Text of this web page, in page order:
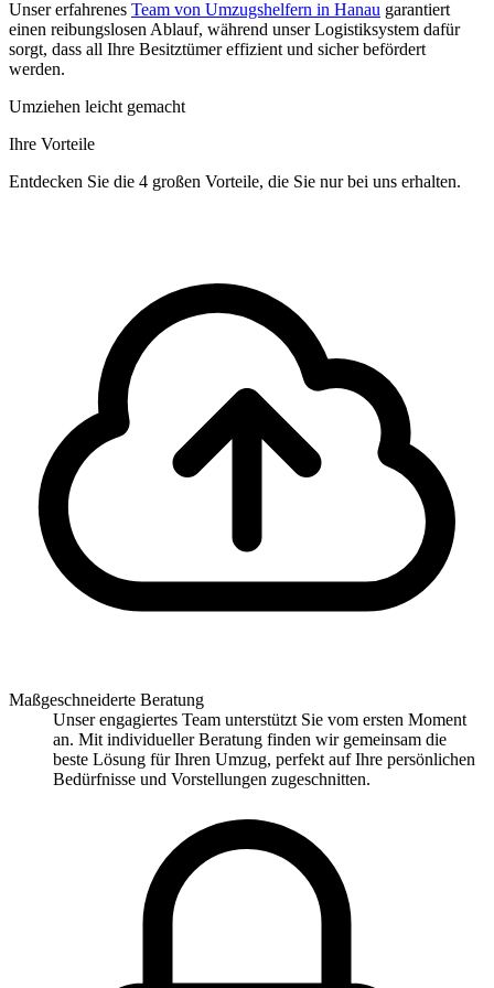
Unser erfahrenes Team von Umzugshelfern in Hanau garantiert
einen reibungslosen Ablauf, während unser Logistiksystem dafür
sorgt, dass all Ihre Besitztümer effizient und sicher befördert
werden.
Umziehen leicht gemacht
Ihre Vorteile
Entdecken Sie die 4 großen Vorteile, die Sie nur bei uns erhalten.
Maßgeschneiderte Beratung
Unser engagiertes Team unterstützt Sie vom ersten Moment
an. Mit individueller Beratung finden wir gemeinsam die
beste Lösung für Ihren Umzug, perfekt auf Ihre persönlichen
Bedürfnisse und Vorstellungen zugeschnitten.